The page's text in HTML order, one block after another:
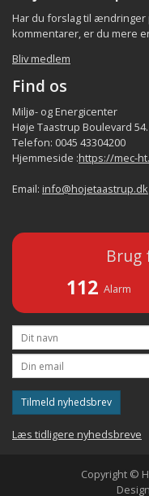
Har du forslag til
kommentarer, er du mere
Bliv medlem
Find os
Miljø- og Energicenter
Høje Taastrup Boulevard
Telefon: 0045 43304200
Hjemmeside :https://mec-
Email: info@hojetaastrup.dk
Brug
112 Alarm
Tilmeld nyhedsbrev
Læs tidligere nyhedsbreve
Copyright ©